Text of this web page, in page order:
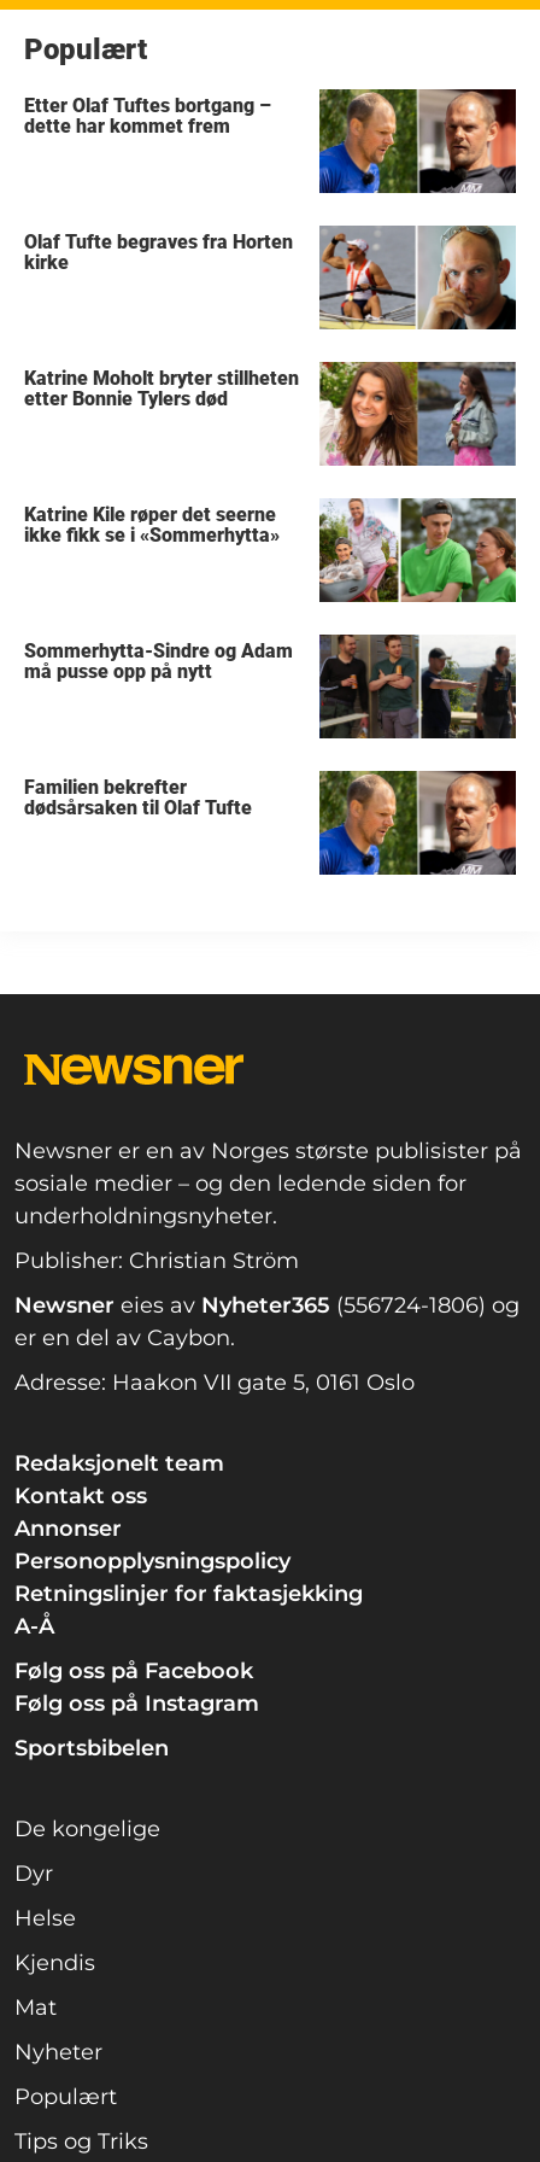
Populært
Etter Olaf Tuftes bortgang –
dette har kommet frem
Olaf Tufte begraves fra Horten
kirke
Katrine Moholt bryter stillheten
etter Bonnie Tylers død
Katrine Kile røper det seerne
ikke fikk se i «Sommerhytta»
Sommerhytta-Sindre og Adam
må pusse opp på nytt
Familien bekrefter
dødsårsaken til Olaf Tufte
Newsner er en av Norges største publisister på
sosiale medier – og den ledende siden for
underholdningsnyheter.
Publisher: Christian Ström
Newsner eies av Nyheter365 (556724-1806) og
er en del av Caybon.
Adresse: Haakon VII gate 5, 0161 Oslo
Redaksjonelt team
Kontakt oss
Annonser
Personopplysningspolicy
Retningslinjer for faktasjekking
A-Å
Følg oss på Facebook
Følg oss på Instagram
Sportsbibelen
De kongelige
Dyr
Helse
Kjendis
Mat
Nyheter
Populært
Tips og Triks